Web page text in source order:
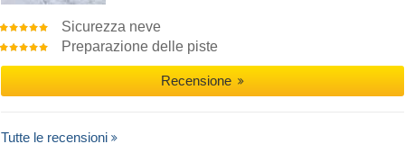
Sicurezza neve
Preparazione delle piste
Recensione
Tutte le recensioni